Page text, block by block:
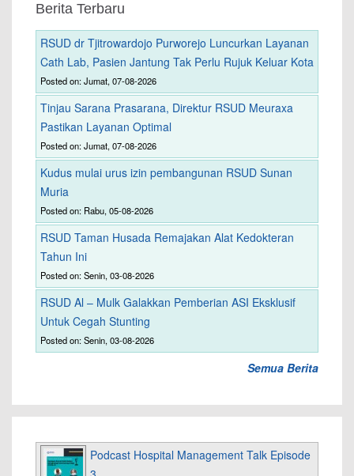
Berita Terbaru
RSUD dr Tjitrowardojo Purworejo Luncurkan Layanan
Cath Lab, Pasien Jantung Tak Perlu Rujuk Keluar Kota
Posted on: Jumat, 07-08-2026
Tinjau Sarana Prasarana, Direktur RSUD Meuraxa
Pastikan Layanan Optimal
Posted on: Jumat, 07-08-2026
Kudus mulai urus izin pembangunan RSUD Sunan
Muria
Posted on: Rabu, 05-08-2026
RSUD Taman Husada Remajakan Alat Kedokteran
Tahun Ini
Posted on: Senin, 03-08-2026
RSUD Al – Mulk Galakkan Pemberian ASI Eksklusif
Untuk Cegah Stunting
Posted on: Senin, 03-08-2026
Semua Berita
Podcast Hospital Management Talk Episode